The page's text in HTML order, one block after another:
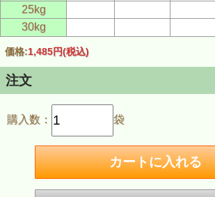
25kg
30kg
価格:1,485円(税込)
注文
購入数： 袋